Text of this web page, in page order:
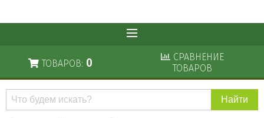
ТОВАРОВ: 0
СРАВНЕНИЕ
ТОВАРОВ
Поиск
каталогу